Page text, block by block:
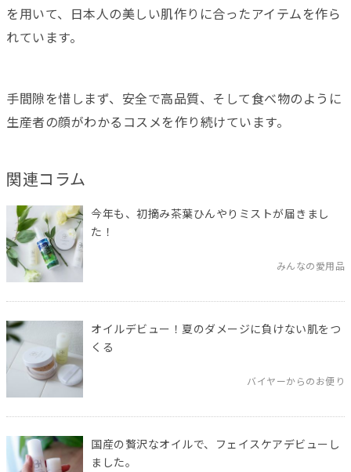
を用いて、日本人の美しい肌作りに合ったアイテムを作ら
れています。
手間隙を惜しまず、安全で高品質、そして食べ物のように
生産者の顔がわかるコスメを作り続けています。
関連コラム
今年も、初摘み茶葉ひんやりミストが届きまし
た！
みんなの愛用品
オイルデビュー！夏のダメージに負けない肌をつ
くる
バイヤーからのお便り
国産の贅沢なオイルで、フェイスケアデビューし
ました。